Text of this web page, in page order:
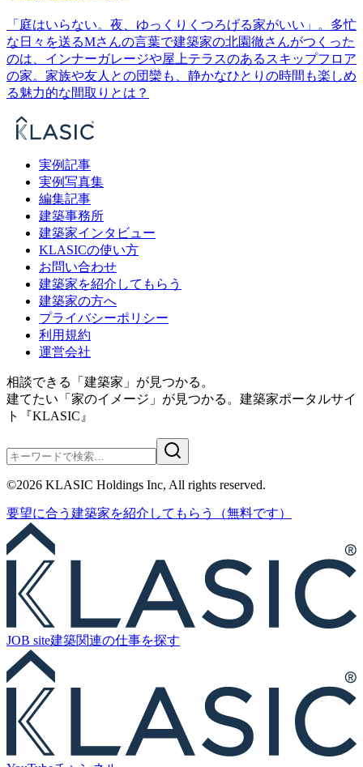
「庭はいらない。夜、ゆっくりくつろげる家がいい」。多忙
な日々を送るMさんの言葉で建築家の北園徹さんがつくった
のは、インナーガレージや屋上テラスのあるスキップフロア
の家。家族や友人との団欒も、静かなひとりの時間も楽しめ
る魅力的な間取りとは？
実例記事
実例写真集
編集記事
建築事務所
建築家インタビュー
KLASICの使い方
お問い合わせ
建築家を紹介してもらう
建築家の方へ
プライバシーポリシー
利用規約
運営会社
相談できる「建築家」が見つかる。
建てたい「家のイメージ」が見つかる。 建築家ポータルサイ
ト『KLASIC』
©2026 KLASIC Holdings Inc, All rights reserved.
要望に合う 建築家を紹介 してもらう （無料です）
JOB site建築関連の仕事を探す